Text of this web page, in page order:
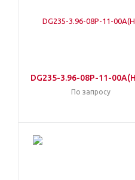
DG235-3.96-08P-11-
По запросу